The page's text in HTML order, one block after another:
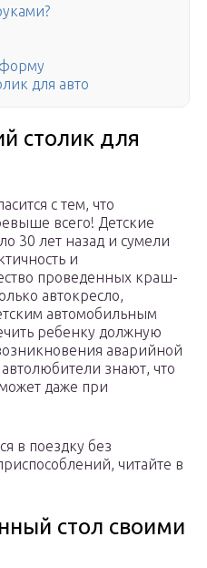
для авто
столик для
с тем, что
всего! Детские
30 лет назад и сумели
и
проведенных краш-
автокресло,
автомобильным
ребенку должную
аварийной
знают, что
даже при
в поездку без
читайте в
стол своими